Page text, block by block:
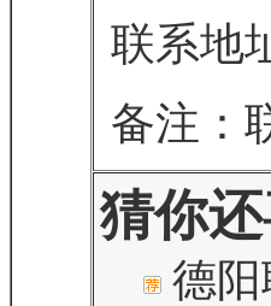
联系地
备注：
猜你还
德